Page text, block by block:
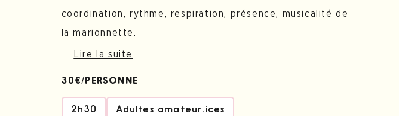
coordination, rythme, respiration, présence, musicalité de
la marionnette.
Lire la suite
30€/PERSONNE
2h30 Adultes amateur.ices